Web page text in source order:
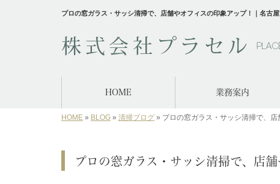
プロの窓ガラス・サッシ清掃で、店舗やオフィスの印象アップ！｜名古
HOME 業務案内
HOME » BLOG » 清掃ブログ » プロの窓ガラス・サッシ清掃で、店
プロの窓ガラス・サッシ清掃で、店